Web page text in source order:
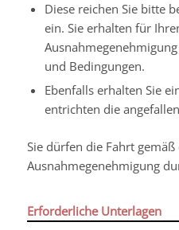
Diese reichen Sie bitte
ein. Sie erhalten für
und Bedingungen.
Ebenfalls erhalten Sie
entrichten die
Sie dürfen die Fahrt gemäß
Ausnahmegenehmigung
Erforderliche Unterlagen